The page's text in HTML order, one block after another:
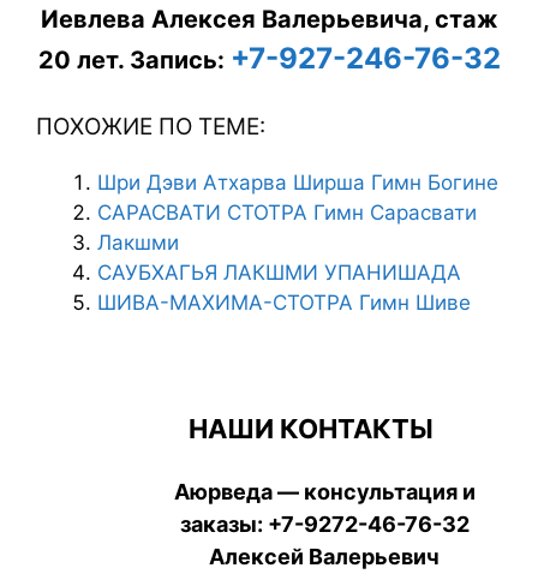
Иевлева Алексея Валерьевича, стаж
20 лет. Запись: +7-927-246-76-32
ПОХОЖИЕ ПО ТЕМЕ:
Шри Дэви Атхарва Ширша Гимн Богине
САРАСВАТИ СТОТРА Гимн Сарасвати
Лакшми
САУБХАГЬЯ ЛАКШМИ УПАНИШАДА
ШИВА-МАХИМА-СТОТРА Гимн Шиве
НАШИ КОНТАКТЫ
Аюрведа — консультация и
заказы: +7-9272-46-76-32
Алексей Валерьевич